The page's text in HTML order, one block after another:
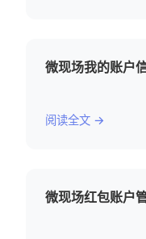
微现场我的账户
阅读全文 →
微现场红包账户